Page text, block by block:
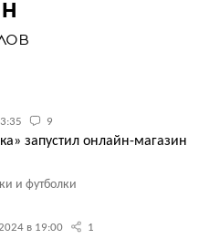
9
запустил онлайн-магазин
и футболки
в 19:00 1